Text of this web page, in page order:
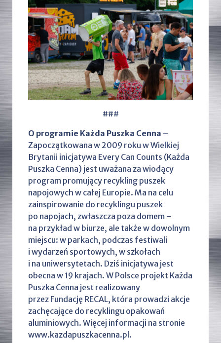
###
O programie Każda Puszka Cenna –
Zapoczątkowana w 2009 roku w Wielkiej
Brytanii inicjatywa Every Can Counts (Każda
Puszka Cenna) jest uważana za wiodący
program promujący recykling puszek
napojowych w całej Europie. Ma na celu
zainspirowanie do recyklingu puszek
po napojach, zwłaszcza poza domem –
na przykład w biurze, ale także w dowolnym
miejscu: w parkach, podczas festiwali
i wydarzeń sportowych, w szkołach
i na uniwersytetach. Dziś inicjatywa jest
obecna w 19 krajach. W Polsce projekt Każda
Puszka Cenna jest realizowany
przez Fundację RECAL, która prowadzi akcje
zachęcające do recyklingu opakowań
aluminiowych. Więcej informacji na stronie
www.kazdapuszkacenna.pl.